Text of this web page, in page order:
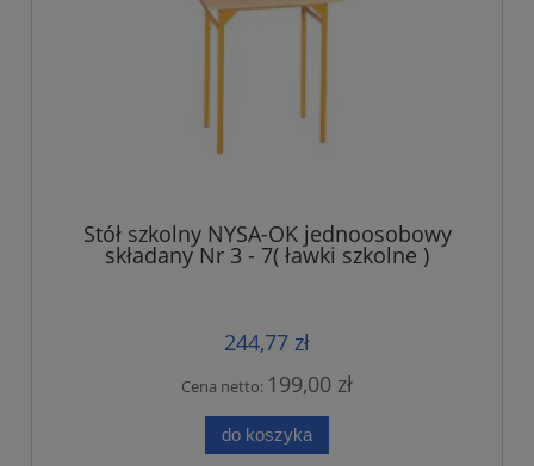
Stół szkolny NYSA-OK jednoosobowy
składany Nr 3 - 7( ławki szkolne )
244,77 zł
Cena netto: 199,00 zł
do koszyka